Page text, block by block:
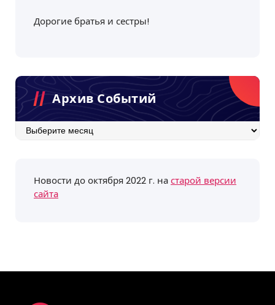
Дорогие братья и сестры!
Архив Событий
Архив
Новости до октября 2022 г. настарой версии
сайта